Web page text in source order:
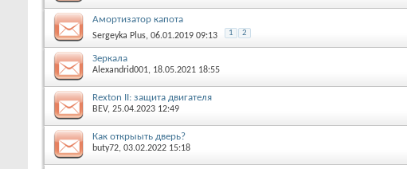
Амортизатор капота
Sergeyka Plus, 06.01.2019 09:13 1 2
Зеркала
Alexandrid001, 18.05.2021 18:55
Rexton II: защита двигателя
BEV, 25.04.2023 12:49
Как открыыть дверь?
buty72, 03.02.2022 15:18